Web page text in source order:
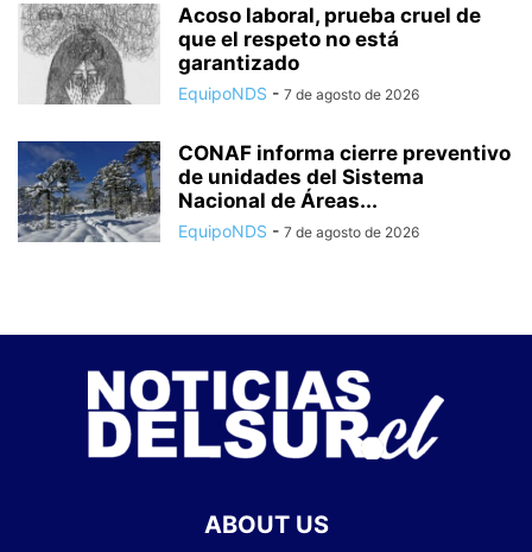
Acoso laboral, prueba cruel de
que el respeto no está
garantizado
EquipoNDS - 7 de agosto de 2026
CONAF informa cierre preventivo
de unidades del Sistema
Nacional de Áreas...
EquipoNDS - 7 de agosto de 2026
ABOUT US